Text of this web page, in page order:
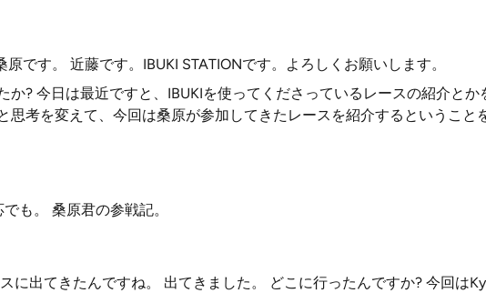
原です。 近藤です。IBUKI STATIONです。よろしくお願いします。
か? 今日は最近ですと、IBUKIを使ってくださっているレースの紹介とか
思考を変えて、今回は桑原が参加してきたレースを紹介するということ
も。 桑原君の参戦記。
に出てきたんですね。 出てきました。 どこに行ったんですか? 今回は